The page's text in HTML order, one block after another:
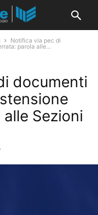
Notifica via pec di
parola alle...
documenti
Sezioni